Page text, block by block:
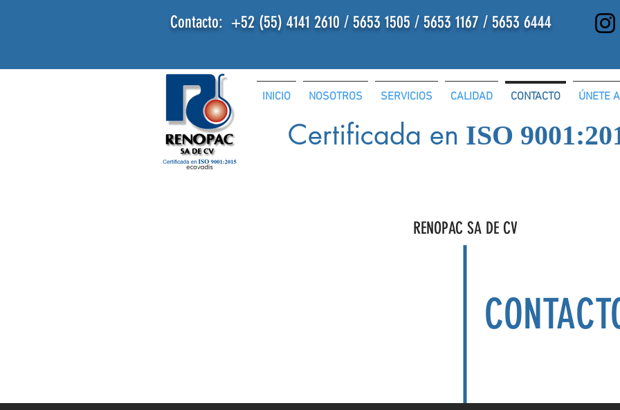
Contacto: +52 (55) 4141 2610 / 5653 1505 / 5653 1167 / 5653 6444
INICIO NOSOTROS SERVICIOS CALIDAD CONTACTO ÚNETE
Certificada en ISO
RENOPAC SA DE CV